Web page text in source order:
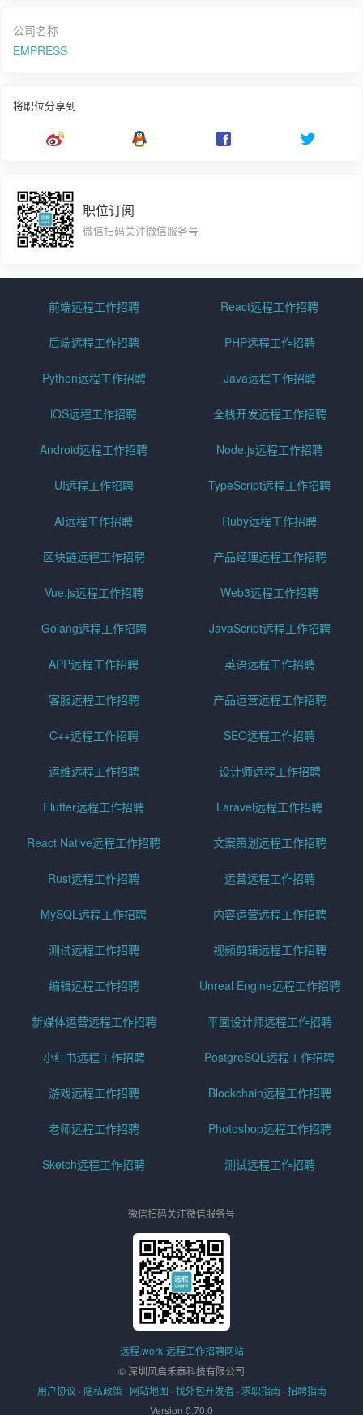
公司名称
EMPRESS
将职位分享到
职位订阅
微信扫码关注微信服务号
前端远程工作招聘 React远程工作招聘
后端远程工作招聘 PHP远程工作招聘
Python远程工作招聘 Java远程工作招聘
iOS远程工作招聘 全栈开发远程工作招聘
Android远程工作招聘 Node.js远程工作招聘
UI远程工作招聘 TypeScript远程工作招聘
AI远程工作招聘 Ruby远程工作招聘
区块链远程工作招聘 产品经理远程工作招聘
Vue.js远程工作招聘 Web3远程工作招聘
Golang远程工作招聘 JavaScript远程工作招聘
APP远程工作招聘 英语远程工作招聘
客服远程工作招聘 产品运营远程工作招聘
C++远程工作招聘 SEO远程工作招聘
运维远程工作招聘 设计师远程工作招聘
Flutter远程工作招聘 Laravel远程工作招聘
React Native远程工作招聘 文案策划远程工作招聘
Rust远程工作招聘 运营远程工作招聘
MySQL远程工作招聘 内容运营远程工作招聘
测试远程工作招聘 视频剪辑远程工作招聘
编辑远程工作招聘 Unreal Engine远程工作招聘
新媒体运营远程工作招聘 平面设计师远程工作招聘
小红书远程工作招聘 PostgreSQL远程工作招聘
游戏远程工作招聘 Blockchain远程工作招聘
老师远程工作招聘 Photoshop远程工作招聘
Sketch远程工作招聘 测试远程工作招聘
微信扫码关注微信服务号
远程.work-远程工作招聘网站
© 深圳风启禾泰科技有限公司
用户协议 · 隐私政策 · 网站地图 · 找外包开发者 · 求职指南 · 招聘指南
Version 0.70.0